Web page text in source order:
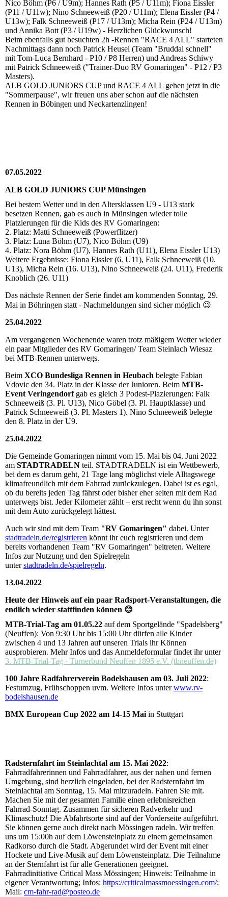
Nico Böhm (P6 / U9m); Hannes Rath (P5 / U11m); Fiona Eissler
(P11 / U11w); Nino Schneeweiß (P20 / U11m); Elena Eissler (P4 /
U13w); Falk Schneeweiß (P17 / U13m); Micha Rein (P24 / U13m)
und Annika Bott (P3 / U19w) - Herzlichen Glückwunsch!
Beim ebenfalls gut besuchten 2h -Rennen "RACE 4 ALL" starteten
Nachmittags dann noch Patrick Heusel (Team "Bruddal schnell"
mit Tom-Luca Bernhard - P10 / P8 Herren) und Andreas Schiwy
mit Patrick Schneeweiß ("Trainer-Duo RV Gomaringen" - P12 / P3
Masters).
ALB GOLD JUNIORS CUP und RACE 4 ALL gehen jetzt in die
"Sommerpause", wir freuen uns aber schon auf die nächsten
Rennen in Böbingen und Neckartenzlingen!
07.05.2022
ALB GOLD JUNIORS CUP Münsingen
Bei bestem Wetter und in den Altersklassen U9 - U13 stark
besetzen Rennen, gab es auch in Münsingen wieder tolle
Platzierungen für die Kids des RV Gomaringen:
2. Platz: Matti Schneeweiß (Powerflitzer)
3. Platz: Luna Böhm (U7), Nico Böhm (U9)
4. Platz: Nora Böhm (U7), Hannes Rath (U11), Elena Eissler U13)
Weitere Ergebnisse: Fiona Eissler (6. U11), Falk Schneeweiß (10.
U13), Micha Rein (16. U13), Nino Schneeweiß (24. U11), Frederik
Knoblich (26. U11)
Das nächste Rennen der Serie findet am kommenden Sonntag, 29.
Mai in Böhringen statt - Nachmeldungen sind sicher möglich 😉
25.04.2022
Am vergangenen Wochenende waren trotz mäßigem Wetter wieder
ein paar Mitglieder des RV Gomaringen/ Team Steinlach Wiesaz
bei MTB-Rennen unterwegs.
Beim XCO Bundesliga Rennen in Heubach belegte Fabian
Vdovic den 34. Platz in der Klasse der Junioren. Beim MTB-
Event Veringendorfgab es gleich 3 Podest-Plazierungen: Falk
Schneeweiß (3. Pl. U13), Nico Göbel (3. Pl. Hauptklasse) und
Patrick Schneeweiß (3. Pl. Masters 1). Nino Schneeweiß belegte
den 8. Platz in der U9.
25.04.2022
Die Gemeinde Gomaringen nimmt vom 15. Mai bis 04. Juni 2022
am STADTRADELN teil. STADTRADELN ist ein Wettbewerb,
bei dem es darum geht, 21 Tage lang möglichst viele Alltagswege
klimafreundlich mit dem Fahrrad zurückzulegen. Dabei ist es egal,
ob du bereits jeden Tag fährst oder bisher eher selten mit dem Rad
unterwegs bist. Jeder Kilometer zählt – erst recht wenn du ihn sonst
mit dem Auto zurückgelegt hättest.
Auch wir sind mit dem Team "RV Gomaringen" dabei. Unter
stadtradeln.de/registrieren könnt ihr euch registrieren und dem
bereits vorhandenen Team "RV Gomaringen" beitreten. Weitere
Infos zur Nutzung und den Spielregeln
unterstadtradeln.de/spielregeln.
13.04.2022
Heute der Hinweis auf ein paar Radsport-Veranstaltungen, die
endlich wieder stattfinden können 😊
MTB-Trial-Tag am 01.05.22 auf dem Sportgelände "Spadelsberg"
(Neuffen): Von 9:30 Uhr bis 15:00 Uhr dürfen alle Kinder
zwischen 4 und 13 Jahren auf unseren Trials ihr Können
ausprobieren. Mehr Infos und das Anmeldeformular findet ihr unter
3. MTB-Trial-Tag · Turnerbund Neuffen 1895 e.V. (tbneuffen.de)
100 Jahre Radfahrerverein Bodelshausen am 03. Juli 2022:
Festumzug, Frühschoppen uvm. Weitere Infos unterwww.rv-
bodelshausen.de
BMX European Cup 2022 am 14-15 Mai in Stuttgart
Radsternfahrt im Steinlachtal am 15. Mai 2022:
Fahrradfahrerinnen und Fahrradfahrer, aus der nahen und fernen
Umgebung, sind herzlich eingeladen, bei der Radsternfahrt im
Steinlachtal am Sonntag, 15. Mai mitzuradeln. Fahren Sie mit.
Machen Sie mit der gesamten Familie einen erlebnisreichen
Fahrrad-Sonntag. Zusammen für sicheren Radverkehr und
Klimaschutz! Die Abfahrtsorte sind auf der Vorderseite aufgeführt.
Sie können gerne auch direkt nach Mössingen radeln. Wir treffen
uns um 15:00h auf dem Löwensteinplatz zu einem gemeinsamen
Radkorso durch die Stadt. Abgerundet wird der Event mit einer
Hockete und Live-Musik auf dem Löwensteinplatz. Die Teilnahme
an der Sternfahrt ist für alle Generationen geeignet.
Fahrradinitiative Critical Mass Mössingen; Hinweis: Teilnahme in
eigener Verantwortung; Infos: https://criticalmassmoessingen.com/;
Mail: cm-fahr-rad@posteo.de